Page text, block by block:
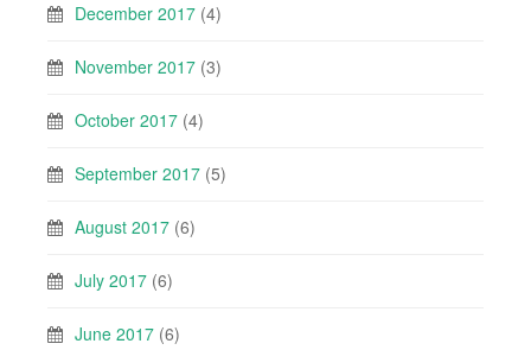
December 2017 (4)
November 2017 (3)
October 2017 (4)
September 2017 (5)
August 2017 (6)
July 2017 (6)
June 2017 (6)